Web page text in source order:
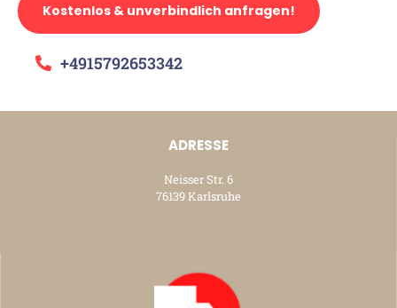
Kostenlos & unverbindlich anfragen!
+4915792653342
ADRESSE
Neisser Str. 6
76139 Karlsruhe